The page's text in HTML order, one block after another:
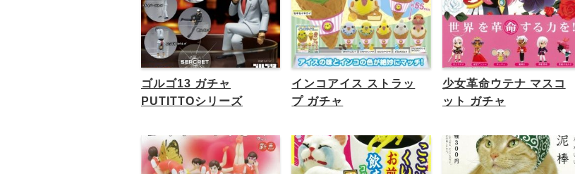
ゴルゴ13 ガチャ
PUTITTOシリーズ
インコアイス ストラッ
プ ガチャ
少女革命ウテナ マスコ
ット ガチャ